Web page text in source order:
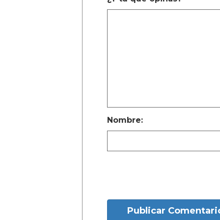
Nombre:
Publicar